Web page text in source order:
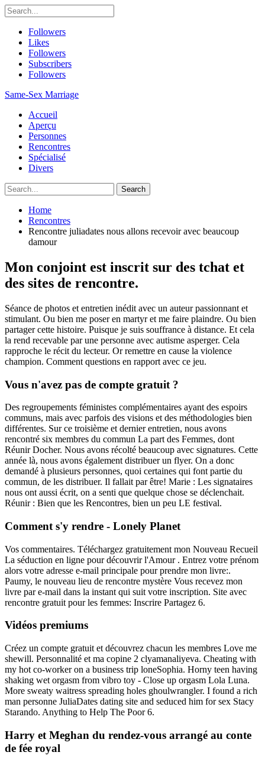
Followers
Likes
Followers
Subscribers
Followers
Same-Sex Marriage
Accueil
Aperçu
Personnes
Rencontres
Spécialisé
Divers
Home
Rencontres
Rencontre juliadates nous allons recevoir avec beaucoup
damour
Mon conjoint est inscrit sur des tchat et
des sites de rencontre.
Séance de photos et entretien inédit avec un auteur passionnant et
stimulant. Ou bien me poser en martyr et me faire plaindre. Ou bien
partager cette histoire. Puisque je suis souffrance à distance. Et cela
la rend recevable par une personne avec autisme asperger. Cela
rapproche le récit du lecteur. Or remettre en cause la violence
champion. Comment questions en rapport avec ce jeu.
Vous n'avez pas de compte gratuit ?
Des regroupements féministes complémentaires ayant des espoirs
communs, mais avec parfois des visions et des méthodologies bien
différentes. Sur ce troisième et dernier entretien, nous avons
rencontré six membres du commun La part des Femmes, dont
Réunir Docher. Nous avons récolté beaucoup avec signatures. Cette
année là, nous avons également distribuer un flyer. On a donc
demandé à plusieurs personnes, quoi certaines qui font partie du
commun, de les distribuer. Il fallait par être! Marie : Les signataires
nous ont aussi écrit, on a senti que quelque chose se déclenchait.
Réunir : Bien que les Rencontres, bien un peu LE festival.
Comment s'y rendre - Lonely Planet
Vos commentaires. Téléchargez gratuitement mon Nouveau Recueil
La séduction en ligne pour découvrir l'Amour . Entrez votre prénom
alors votre adresse e-mail principale pour prendre mon livre:.
Paumy, le nouveau lieu de rencontre mystère Vous recevez mon
livre par e-mail dans la instant qui suit votre inscription. Site avec
rencontre gratuit pour les femmes: Inscrire Partagez 6.
Vidéos premiums
Créez un compte gratuit et découvrez chacun les membres Love me
shewill. Personnalité et ma copine 2 clyamanaliyeva. Cheating with
my hot co-worker on a business trip loneSophia. Horny teen having
shaking wet orgasm from vibro toy - Close up orgasm Lola Luna.
More sweaty waitress spreading holes ghoulwrangler. I found a rich
man personne JuliaDates dating site and seduced him for sex Stacy
Starando. Anything to Help The Poor 6.
Harry et Meghan du rendez-vous arrangé au conte
de fée royal